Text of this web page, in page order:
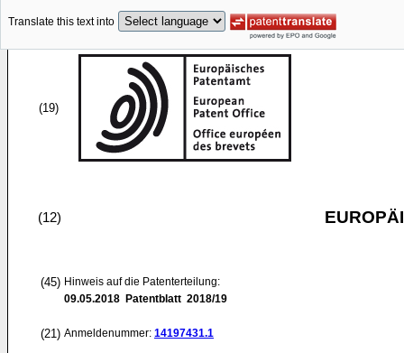
Translate this text into
(19)
(12)
(45) Hinweis auf die Patenterteilung:
09.05.2018 Patentblatt 2018/19
(21) Anmeldenummer: 14197431.1